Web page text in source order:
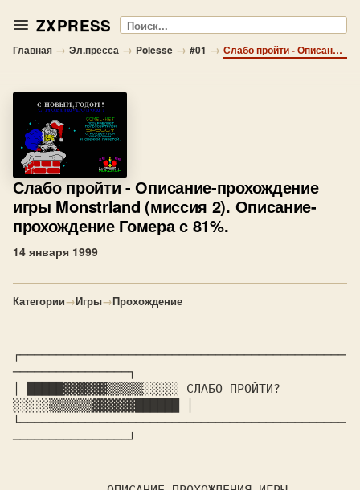
ZXPRESS Поиск
Главная → Эл.пресса → Polesse → #01 → Слабо пройти - Описание-прохождение игры Monstrland (миссия 2). Описание-прохождение Гомера с 81%.
Слабо пройти - Описание-прохождение
игры Monstrland (миссия 2). Описание-
прохождение Гомера с 81%.
14 января 1999
Категории→Игры→Прохождение
┌─────────────────────────────────────────────
────────────────┐
│ █████▓▓▓▓▓▓▒▒▒▒▒░░░░░ СЛАБО ПРОЙТИ?
░░░░░▒▒▒▒▒▒▓▓▓▓▓▓██████ │
└─────────────────────────────────────────────
────────────────┘